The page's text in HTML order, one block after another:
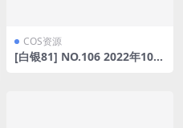
COS资源
[白银81] NO.106 2022年10月